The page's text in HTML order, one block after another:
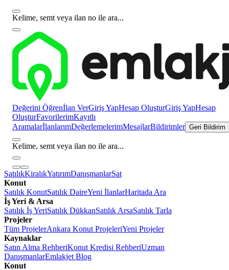
Kelime, semt veya ilan no ile ara...
Değerini Öğrenİlan VerGiriş YapHesap OluşturGiriş YapHesap
OluşturFavorilerimKayıtlı
AramalarİlanlarımDeğerlemelerimMesajlarBildirimler Geri Bildirim
Kelime, semt veya ilan no ile ara...
SatılıkKiralıkYatırımDanışmanlarSat
Konut
Satılık KonutSatılık DaireYeni İlanlarHaritada Ara
İş Yeri & Arsa
Satılık İş YeriSatılık DükkanSatılık ArsaSatılık Tarla
Projeler
Tüm ProjelerAnkara Konut ProjeleriYeni Projeler
Kaynaklar
Satın Alma RehberiKonut Kredisi RehberiUzman
DanışmanlarEmlakjet Blog
Konut